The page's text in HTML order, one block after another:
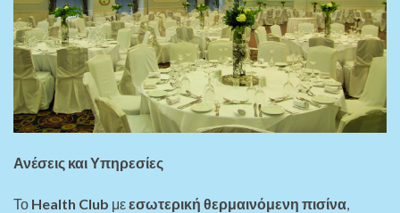
Ανέσεις και Υπηρεσίες
Το Health Club μεεσωτερική θερμαινόμενη πισίνα,